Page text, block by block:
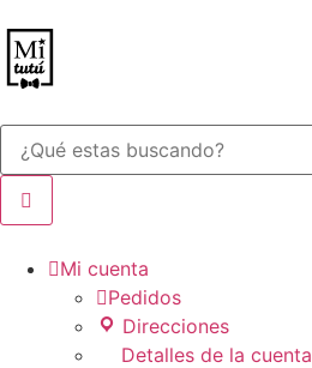
Mi cuenta
Pedidos
Direcciones
Detalles de la cuenta